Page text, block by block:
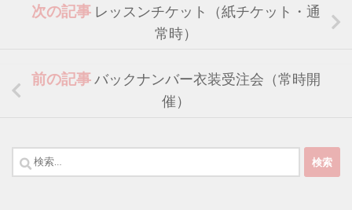
次の記事 レッスンチケット（紙チケット・通
常時）
前の記事バックナンバー衣装受注会（常時開
催）
検
索: